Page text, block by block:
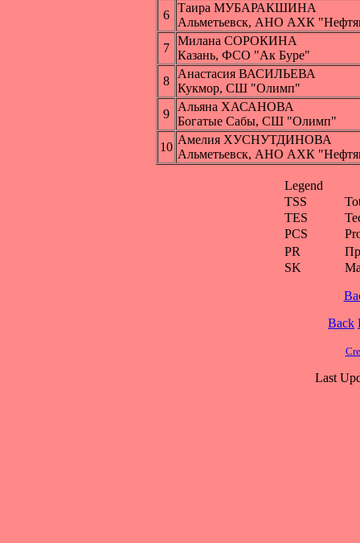
6
Таира МУБАРАКШИНА
Альметьевск, АНО АХК
7
Милана СОРОКИНА
Казань, ФСО "Ак Буре"
8
Анастасия ВАСИЛЬЕВА
Кукмор, СШ "Олимп"
9
Альяна ХАСАНОВА
Богатые Сабы, СШ "Олимп"
10
Амелия ХУСНУТДИНОВА
Альметьевск, АНО АХК
Legend
TSS
TES
PCS
PR
SK
Back
Last